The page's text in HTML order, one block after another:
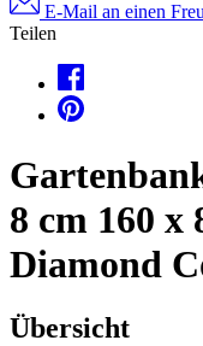
E-Mail an einen
Teilen
8 cm 160 x
Diamond
Übersicht